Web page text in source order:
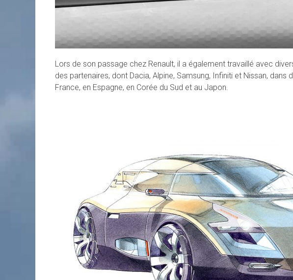
Lors de son passage chez Renault, il a également travaillé avec
des partenaires, dont Dacia, Alpine, Samsung, Infiniti et Nissan, dans
France, en Espagne, en Corée du Sud et au Japon.